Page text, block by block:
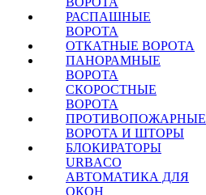
РАСПАШНЫЕ
ВОРОТА
ОТКАТНЫЕ ВОРОТА
ПАНОРАМНЫЕ
ВОРОТА
СКОРОСТНЫЕ
ВОРОТА
ПРОТИВОПОЖАРНЫЕ
ВОРОТА И ШТОРЫ
БЛОКИРАТОРЫ
URBACO
АВТОМАТИКА ДЛЯ
ОКОН